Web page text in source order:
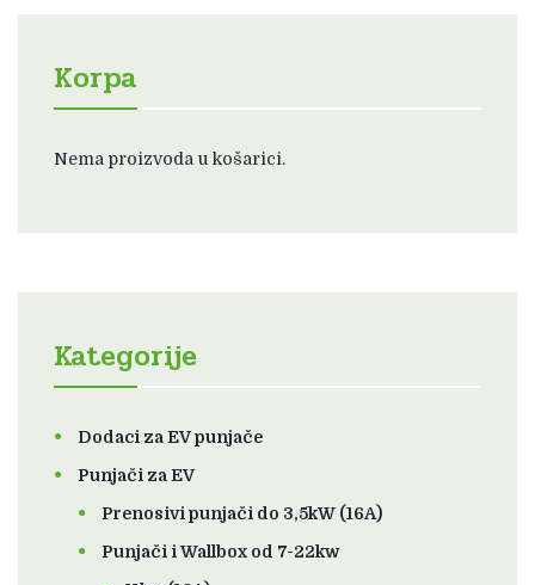
Korpa
Nema proizvoda u košarici.
Kategorije
Dodaci za EV punjače
Punjači za EV
Prenosivi punjači do 3,5kW (16A)
Punjači i Wallbox od 7-22kw